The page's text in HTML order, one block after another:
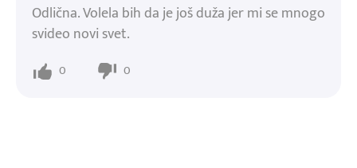
Odlična. Volela bih da je još duža jer mi se mnogo
svideo novi svet.
0 0